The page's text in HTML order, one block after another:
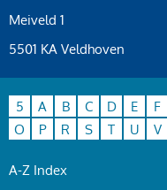
Meiveld 1
5501 KA Veldhoven
5 A B C D E F
O
P R S T U V
A-Z Index